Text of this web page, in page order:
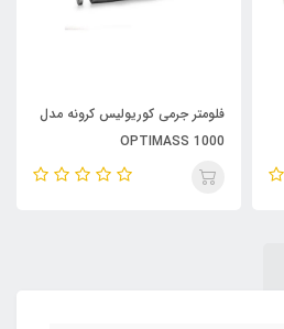
فلومتر جرمی کوریولیس کرونه مدل
OPTIMASS 1000